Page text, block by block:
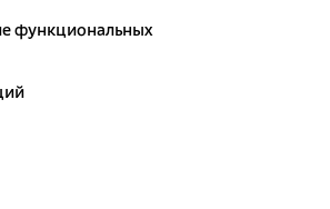
функциональных